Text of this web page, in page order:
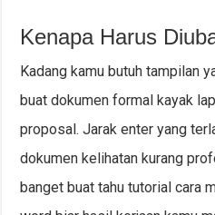
Kenapa Harus
Kadang kamu butuh tampilan
buat dokumen formal kayak
proposal. Jarak enter yang
dokumen kelihatan kurang
banget buat tahu tutorial cara